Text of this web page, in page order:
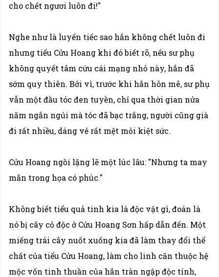
cho chết ngươi luôn đi!"
Nghe như là luyến tiếc sao hắn không chết luôn đi
nhưng tiểu Cửu Hoang khi đó biết rõ, nếu sư phụ
không quyết tâm cứu cái mạng nhỏ này, hắn đã
sớm quy thiên. Bởi vì, trước khi hắn hôn mê, sư phụ
vẫn một đầu tóc đen tuyền, chỉ qua thời gian nửa
năm ngắn ngủi mà tóc đã bạc trắng, người cũng già
đi rất nhiều, dáng vẻ rất mệt mỏi kiệt sức.
Cửu Hoang ngồi lặng lẽ một lúc lâu: "Nhưng ta may
mắn trong họa có phúc."
Không biết tiểu quả tinh kia là độc vật gì, đoán là
nó bị cây cỏ độc ở Cửu Hoang Sơn hấp dẫn đến. Một
miếng trái cây nuốt xuống kia đã làm thay đổi thể
chất của tiểu Cửu Hoang, làm cho linh căn thuộc hệ
mộc vốn tinh thuần của hắn tràn ngập độc tính,